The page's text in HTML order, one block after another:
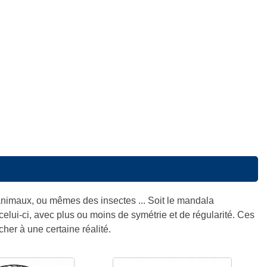
ou mêmes des insectes ... Soit le mandala
ci, avec plus ou moins de symétrie et de régularité. Ces
à une certaine réalité.